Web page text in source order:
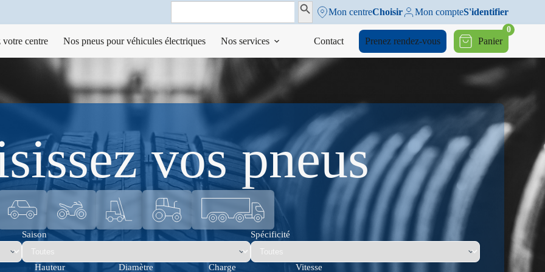
Search
Search ButtonMon centreChoisir Mon compteS'identifier
votre centre Nos pneus pour véhicules électriques Nos services Contact Prenez rendez-vous Panier
0
vos pneus
Saison Spécificité
Hauteur Diamètre Charge Vitesse